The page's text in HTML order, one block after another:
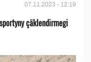
07.11.2023 - 12:19
çäklendirmegi